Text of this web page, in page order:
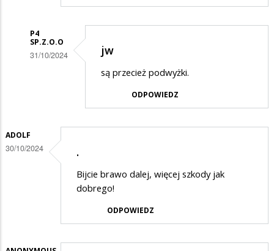
P4
SP.Z.O.O
31/10/2024
odpowiedzi
jw
są przecież podwyżki.
ODPOWIEDZ
ADOLF
30/10/2024 .
Bijcie brawo dalej, więcej szkody jak
dobrego!
ODPOWIEDZ